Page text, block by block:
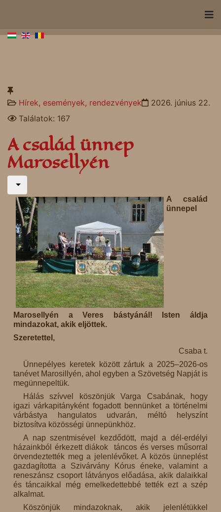
Hírek, események, rendezvények
2026. június 22.
Találatok: 167
A család ünnep
Marosellyén
A család
ünnepel
Marosellyén a Veres bástyánál! Isten áldja
mindazokat, akik eljöttek.
Szeretettel,
Csaba t.
Ünnepélyes keretek között zártuk a 2025–2026-os
tanévet Marosillyén, ahol egyben a Szövetség Napját is
megünnepeltük.
Hálás szívvel köszönjük Varga Csabának, hogy
igazi várkapitányként fogadott bennünket a történelmi
várbástya hangulatos udvarán, méltó helyszínt
biztosítva közösségi ünnepünkhöz.
A nap szentmisével kezdődött, majd a dél-erdélyi
házainkból érkezett diákok táncos és verses műsorral
örvendeztették meg a jelenlévőket. A közös ünneplést
gazdagította a Szivárvány Kórus éneke, valamint a
reneszánsz csoport látványos előadása, akik dalaikkal
és táncaikkal még emelkedettebbé tették ezt a szép
alkalmat.
Köszönjük mindazoknak, akik jelenlétükkel